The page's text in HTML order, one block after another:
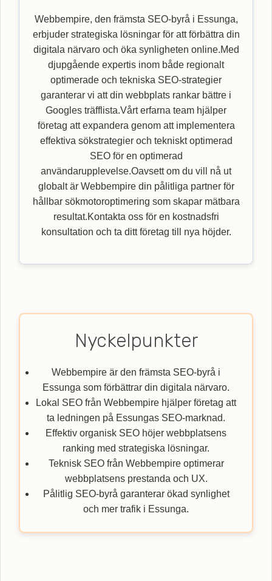
Webbempire, den främsta SEO-byrå i Essunga,
erbjuder strategiska lösningar för att förbättra din
digitala närvaro och öka synligheten online.Med
djupgående expertis inom både regionalt
optimerade och tekniska SEO-strategier
garanterar vi att din webbplats rankar bättre i
Googles träfflista.Vårt erfarna team hjälper
företag att expandera genom att implementera
effektiva sökstrategier och tekniskt optimerad
SEO för en optimerad
användarupplevelse.Oavsett om du vill nå ut
globalt är Webbempire din pålitliga partner för
hållbar sökmotoroptimering som skapar mätbara
resultat.Kontakta oss för en kostnadsfri
konsultation och ta ditt företag till nya höjder.
Nyckelpunkter
Webbempire är den främsta SEO-byrå i
Essunga som förbättrar din digitala närvaro.
Lokal SEO från Webbempire hjälper företag att
ta ledningen på Essungas SEO-marknad.
Effektiv organisk SEO höjer webbplatsens
ranking med strategiska lösningar.
Teknisk SEO från Webbempire optimerar
webbplatsens prestanda och UX.
Pålitlig SEO-byrå garanterar ökad synlighet
och mer trafik i Essunga.